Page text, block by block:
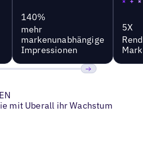
140%
mehr
markenunabhängige
Impressionen
5X
mit Uberall ihr Wachstum